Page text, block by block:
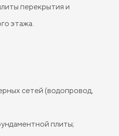
перекрытия и
этажа.
сетей (водопровод,
плиты;